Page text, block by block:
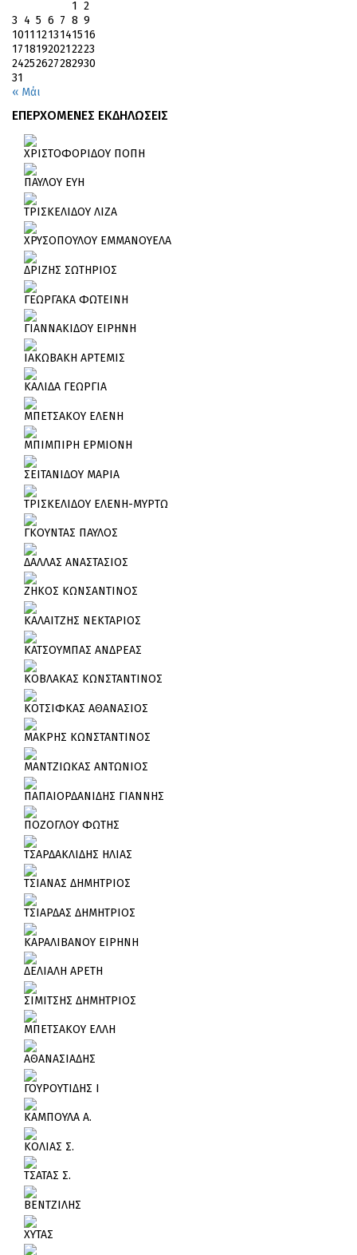
« Μάι
1 2
3 4 5 6 7 8 9
10111213141516
17181920212223
24252627282930
31
ΕΠΕΡΧΟΜΕΝΕΣ ΕΚΔΗΛΩΣΕΙΣ
ΧΡΙΣΤΟΦΟΡΙΔΟΥ ΠΟΠΗ
ΠΑΥΛΟΥ ΕΥΗ
ΤΡΙΣΚΕΛΙΔΟΥ ΛΙΖΑ
ΧΡΥΣΟΠΟΥΛΟΥ ΕΜΜΑΝΟΥΕΛΑ
ΔΡΙΖΗΣ ΣΩΤΗΡΙΟΣ
ΓΕΩΡΓΑΚΑ ΦΩΤΕΙΝΗ
ΓΙΑΝΝΑΚΙΔΟΥ ΕΙΡΗΝΗ
ΙΑΚΩΒΑΚΗ ΑΡΤΕΜΙΣ
ΚΑΛΙΔΑ ΓΕΩΡΓΙΑ
ΜΠΕΤΣΑΚΟΥ ΕΛΕΝΗ
ΜΠΙΜΠΙΡΗ ΕΡΜΙΟΝΗ
ΣΕΙΤΑΝΙΔΟΥ ΜΑΡΙΑ
ΤΡΙΣΚΕΛΙΔΟΥ ΕΛΕΝΗ-ΜΥΡΤΩ
ΓΚΟΥΝΤΑΣ ΠΑΥΛΟΣ
ΔΑΛΛΑΣ ΑΝΑΣΤΑΣΙΟΣ
ΖΗΚΟΣ ΚΩΝΣΑΝΤΙΝΟΣ
ΚΑΛΑΙΤΖΗΣ ΝΕΚΤΑΡΙΟΣ
ΚΑΤΣΟΥΜΠΑΣ ΑΝΔΡΕΑΣ
ΚΟΒΛΑΚΑΣ ΚΩΝΣΤΑΝΤΙΝΟΣ
ΚΟΤΣΙΦΚΑΣ ΑΘΑΝΑΣΙΟΣ
ΜΑΚΡΗΣ ΚΩΝΣΤΑΝΤΙΝΟΣ
ΜΑΝΤΖΙΩΚΑΣ ΑΝΤΩΝΙΟΣ
ΠΑΠΑΙΟΡΔΑΝΙΔΗΣ ΓΙΑΝΝΗΣ
ΠΟΖΟΓΛΟΥ ΦΩΤΗΣ
ΤΣΑΡΔΑΚΛΙΔΗΣ ΗΛΙΑΣ
ΤΣΙΑΝΑΣ ΔΗΜΗΤΡΙΟΣ
ΤΣΙΑΡΔΑΣ ΔΗΜΗΤΡΙΟΣ
ΚΑΡΑΛΙΒΑΝΟΥ ΕΙΡΗΝΗ
ΔΕΛΙΑΛΗ ΑΡΕΤΗ
ΣΙΜΙΤΣΗΣ ΔΗΜΗΤΡΙΟΣ
ΜΠΕΤΣΑΚΟΥ ΕΛΛΗ
ΑΘΑΝΑΣΙΑΔΗΣ
ΓΟΥΡΟΥΤΙΔΗΣ Ι
ΚΑΜΠΟΥΛΑ Α.
ΚΟΛΙΑΣ Σ.
ΤΣΑΤΑΣ Σ.
ΒΕΝΤΖΙΛΗΣ
ΧΥΤΑΣ